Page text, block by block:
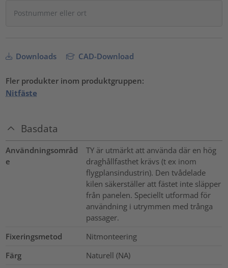
Downloads CAD-Download
Fler produkter inom produktgruppen:
Nitfäste
Basdata
Användningsområd
e
TY är utmärkt att använda där en hög
draghållfasthet krävs (t ex inom
flygplansindustrin). Den tvådelade
kilen säkerställer att fästet inte släpper
från panelen. Speciellt utformad för
användning i utrymmen med trånga
passager.
Fixeringsmetod
Nitmonteering
Färg
Naturell (NA)